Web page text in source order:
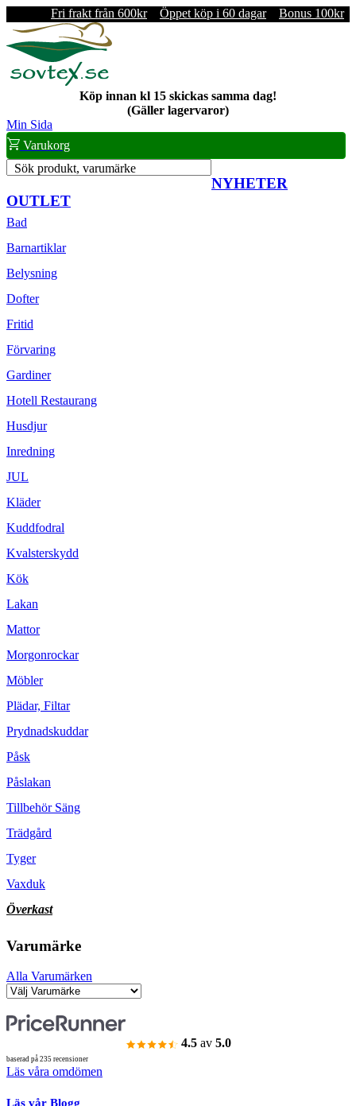
Fri frakt från 600kr Öppet köp i 60 dagar Bonus 100kr
Köp innan kl 15 skickas samma dag!
(Gäller lagervaror)
Min Sida
Varukorg
Sök produkt, varumärke
NYHETER
OUTLET
Bad
Barnartiklar
Belysning
Dofter
Fritid
Förvaring
Gardiner
Hotell Restaurang
Husdjur
Inredning
JUL
Kläder
Kuddfodral
Kvalsterskydd
Kök
Lakan
Mattor
Morgonrockar
Möbler
Plädar, Filtar
Prydnadskuddar
Påsk
Påslakan
Tillbehör Säng
Trädgård
Tyger
Vaxduk
Överkast
Varumärke
Alla Varumärken
4.5 av 5.0
baserad på 235 recensioner
Läs våra omdömen
Läs vår Blogg